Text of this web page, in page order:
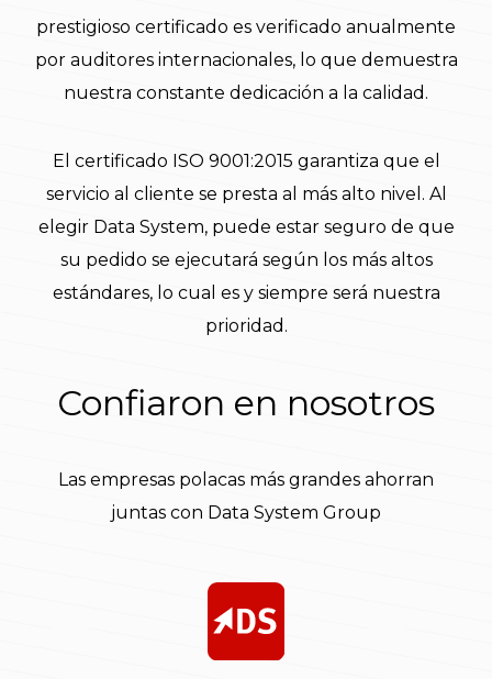
prestigioso certificado es verificado anualmente
por auditores internacionales, lo que demuestra
nuestra constante dedicación a la calidad.
El certificado ISO 9001:2015 garantiza que el
servicio al cliente se presta al más alto nivel. Al
elegir Data System, puede estar seguro de que
su pedido se ejecutará según los más altos
estándares, lo cual es y siempre será nuestra
prioridad.
Confiaron en nosotros
Las empresas polacas más grandes ahorran
juntas con Data System Group